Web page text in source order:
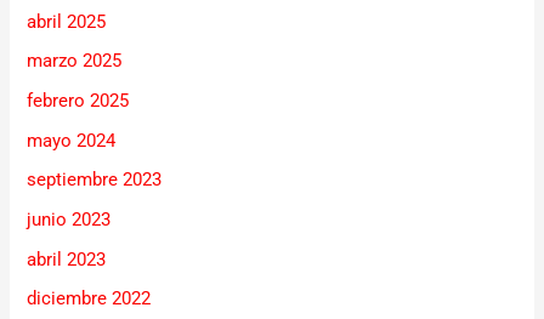
abril 2025
marzo 2025
febrero 2025
mayo 2024
septiembre 2023
junio 2023
abril 2023
diciembre 2022